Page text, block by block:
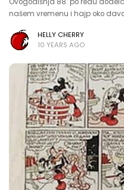
našem vremenu i hajp oko
HELLY CHERRY
10 YEARS AGO